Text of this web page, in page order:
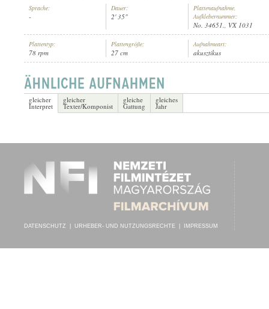
Sprache:
-
Dauer:
2' 35"
Plattenaufnahme,
Aufklebernummer:
No. 34651., VX 1031
Plattentyp:
78 rpm
Plattengröße:
27 cm
Aufnahmeart:
akusztikus
gleicher
Interpret
gleicher
Texter/Komponist
gleiche
Gattung
gleiches
Jahr
DATENSCHUTZ URHEBER- UND NUTZUNGSRECHTE IMPRESSUM